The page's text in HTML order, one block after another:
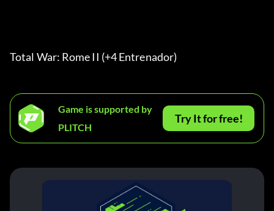
Total War: Rome II (+4 Entrenador)
Game is supported by
PLITCH
Try It for free!